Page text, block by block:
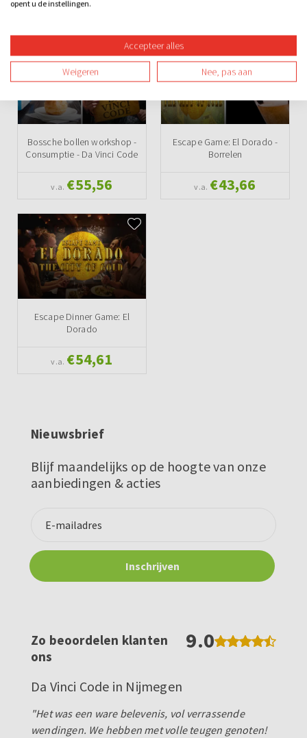
Ook leuk
Bossche bollen workshop -
Consumptie - Da Vinci Code
v.a. €55,56
Escape Game: El Dorado -
Borrelen
v.a. €43,66
Escape Dinner Game: El
Dorado
v.a. €54,61
Nieuwsbrief
Blijf maandelijks op de hoogte van onze
aanbiedingen & acties
Zo beoordelen klanten
ons
9.0
Da Vinci Code in Nijmegen
"Het was een ware belevenis, vol verrassende
wendingen. We hebben met volle teugen genoten!
opent u de instellingen.
Accepteer alles
Weigeren Nee, pas aan